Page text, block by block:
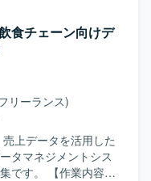
フォームを活用しな
リューションを企
リードとして、技術
今後の展開を見据え
積むことができま
術、Microsoft Azure
、Foundry
わせた構成を想定して
カメラ画像から3D点
推定を行ったうえ
検証・改善まで一連
ます。また、チーム
協調的に業務を進め
を活用し、実世界の
携わっていただけま
まで一気通貫で関わ
程を経験できるポジ
食チェーン向けデ
リーランス)
上データを活用した
タマネジメントシス
業内容】